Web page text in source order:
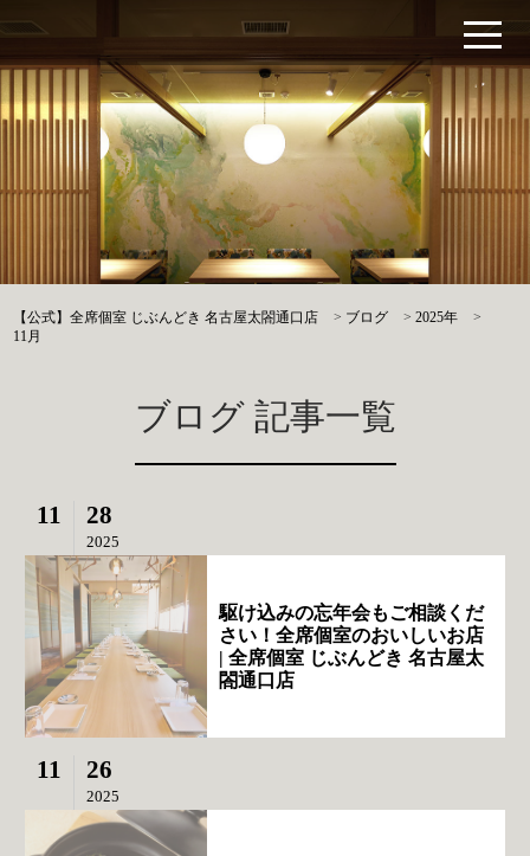
【公式】全席個室 じぶんどき 名古屋太閤通口店 > ブログ >2025年
>
11月
ブログ 記事一覧
11 28
2025
駆け込みの忘年会もご相談くだ
さい！全席個室のおいしいお店
| 全席個室 じぶんどき 名古屋太
閤通口店
11 26
2025